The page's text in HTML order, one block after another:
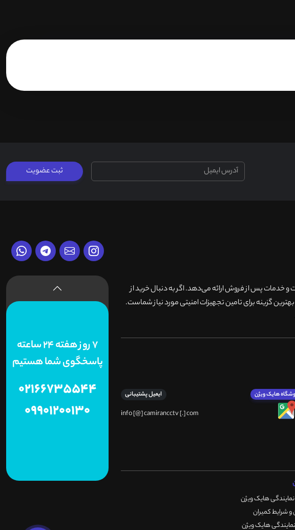
ثبت عضویت
قیمت و خدمات پس از فروش ارائه می‌دهد. اگر به دنبال خرید از
گزینه برای تامین تجهیزات امنیتی مورد نیاز شماست.
هایک ویژن ایمیل پشتیبانی
info [@] camirancctv [.] com
هایک ویژن
و شرایط کمیران
هایک ویژن
7 روز هفته 24 ساعته
پاسخگوی شما هستیم
02166735544
09901200130